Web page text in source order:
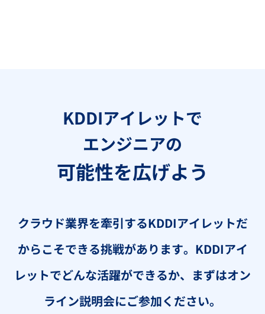
KDDIアイレットで
エンジニアの
可能性を広げよう
クラウド業界を牽引するKDDIアイレットだ
からこそできる挑戦があります。 KDDIアイ
レットでどんな活躍ができるか、まずはオン
ライン説明会にご参加ください。